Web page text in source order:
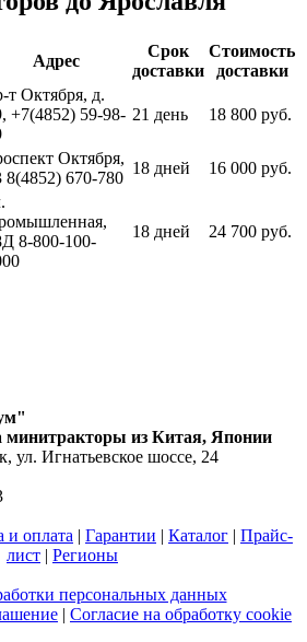
Адрес
Срок
доставки
Стоимость
доставки
т Октября, д.
+7(4852) 59-98- 21 день 18 800 руб.
Октября,
8(4852) 670-780
18 дней 16 000 руб.
8-800-100-
18 дней 24 700 руб.
минитракторы из Китая, Японии
ул. Игнатьевское шоссе, 24
и оплата | Гарантии | Каталог | Прайс-
лист | Регионы
персональных данных
| Согласие на обработку cookie